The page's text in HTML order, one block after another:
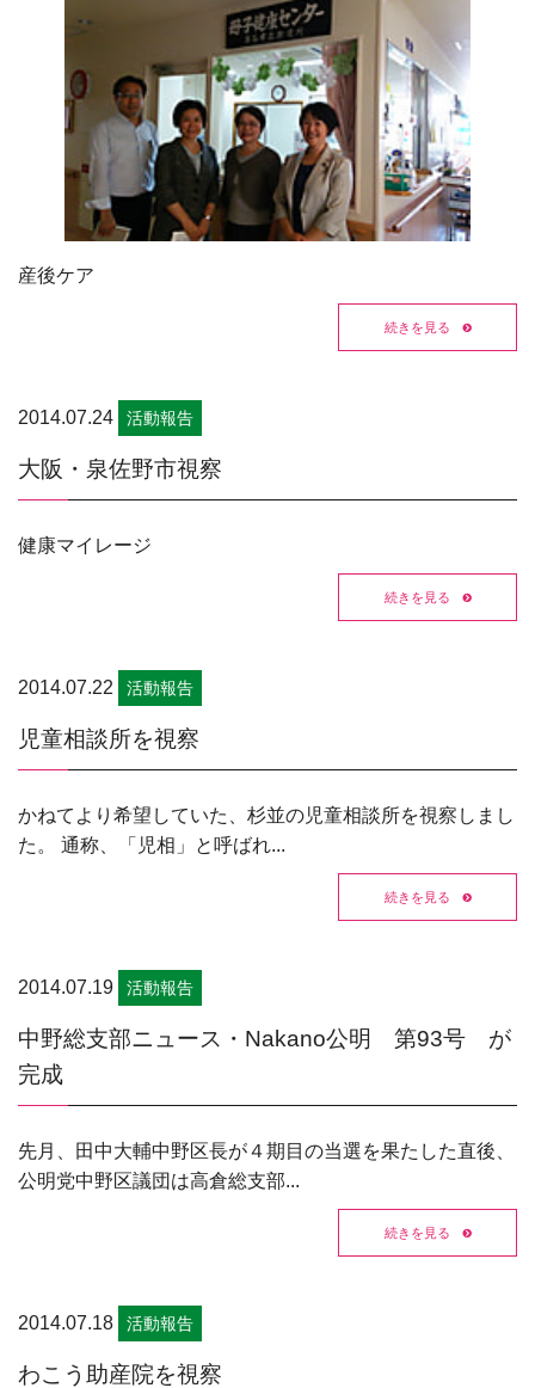
産後ケア
続きを見る
2014.07.24 活動報告
大阪・泉佐野市視察
健康マイレージ
続きを見る
2014.07.22 活動報告
児童相談所を視察
かねてより希望していた、杉並の児童相談所を視察しまし
た。 通称、「児相」と呼ばれ...
続きを見る
2014.07.19 活動報告
中野総支部ニュース・Nakano公明 第93号 が
完成
先月、田中大輔中野区長が４期目の当選を果たした直後、
公明党中野区議団は高倉総支部...
続きを見る
2014.07.18 活動報告
わこう助産院を視察